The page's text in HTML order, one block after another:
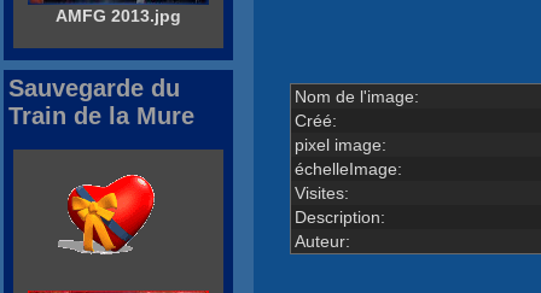
Nom de l'image:
Créé:
pixel image:
échelleImage:
Visites:
Description:
Auteur:
AMFG 2013.jpg
Sauvegarde du
Train de la Mure